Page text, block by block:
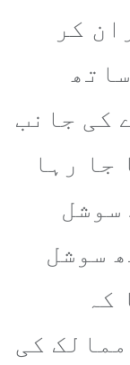
کر
کی جانب
جا رہا
سوشل
سوشل
کہ
کی